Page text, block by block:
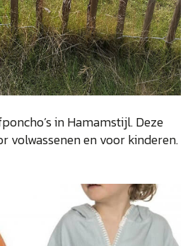
in Hamamstijl. Deze
volwassenen en voor kinderen.